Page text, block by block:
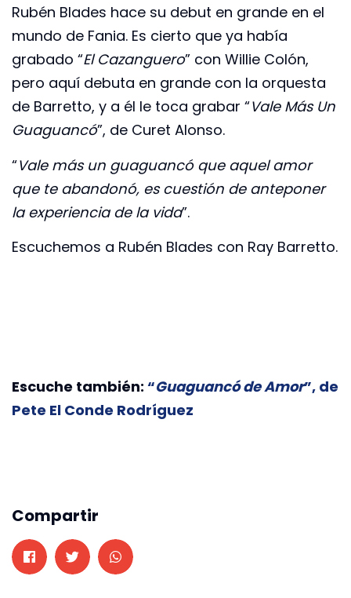
Rubén Blades hace su debut en grande en el
mundo de Fania. Es cierto que ya había
grabado “El Cazanguero” con Willie Colón,
pero aquí debuta en grande con la orquesta
de Barretto, y a él le toca grabar “Vale Más Un
Guaguancó”, de Curet Alonso.
“Vale más un guaguancó que aquel amor
que te abandonó, es cuestión de anteponer
la experiencia de la vida”.
Escuchemos a Rubén Blades con Ray Barretto.
Escuche también: “Guaguancó de Amor”, de
Pete El Conde Rodríguez
Compartir